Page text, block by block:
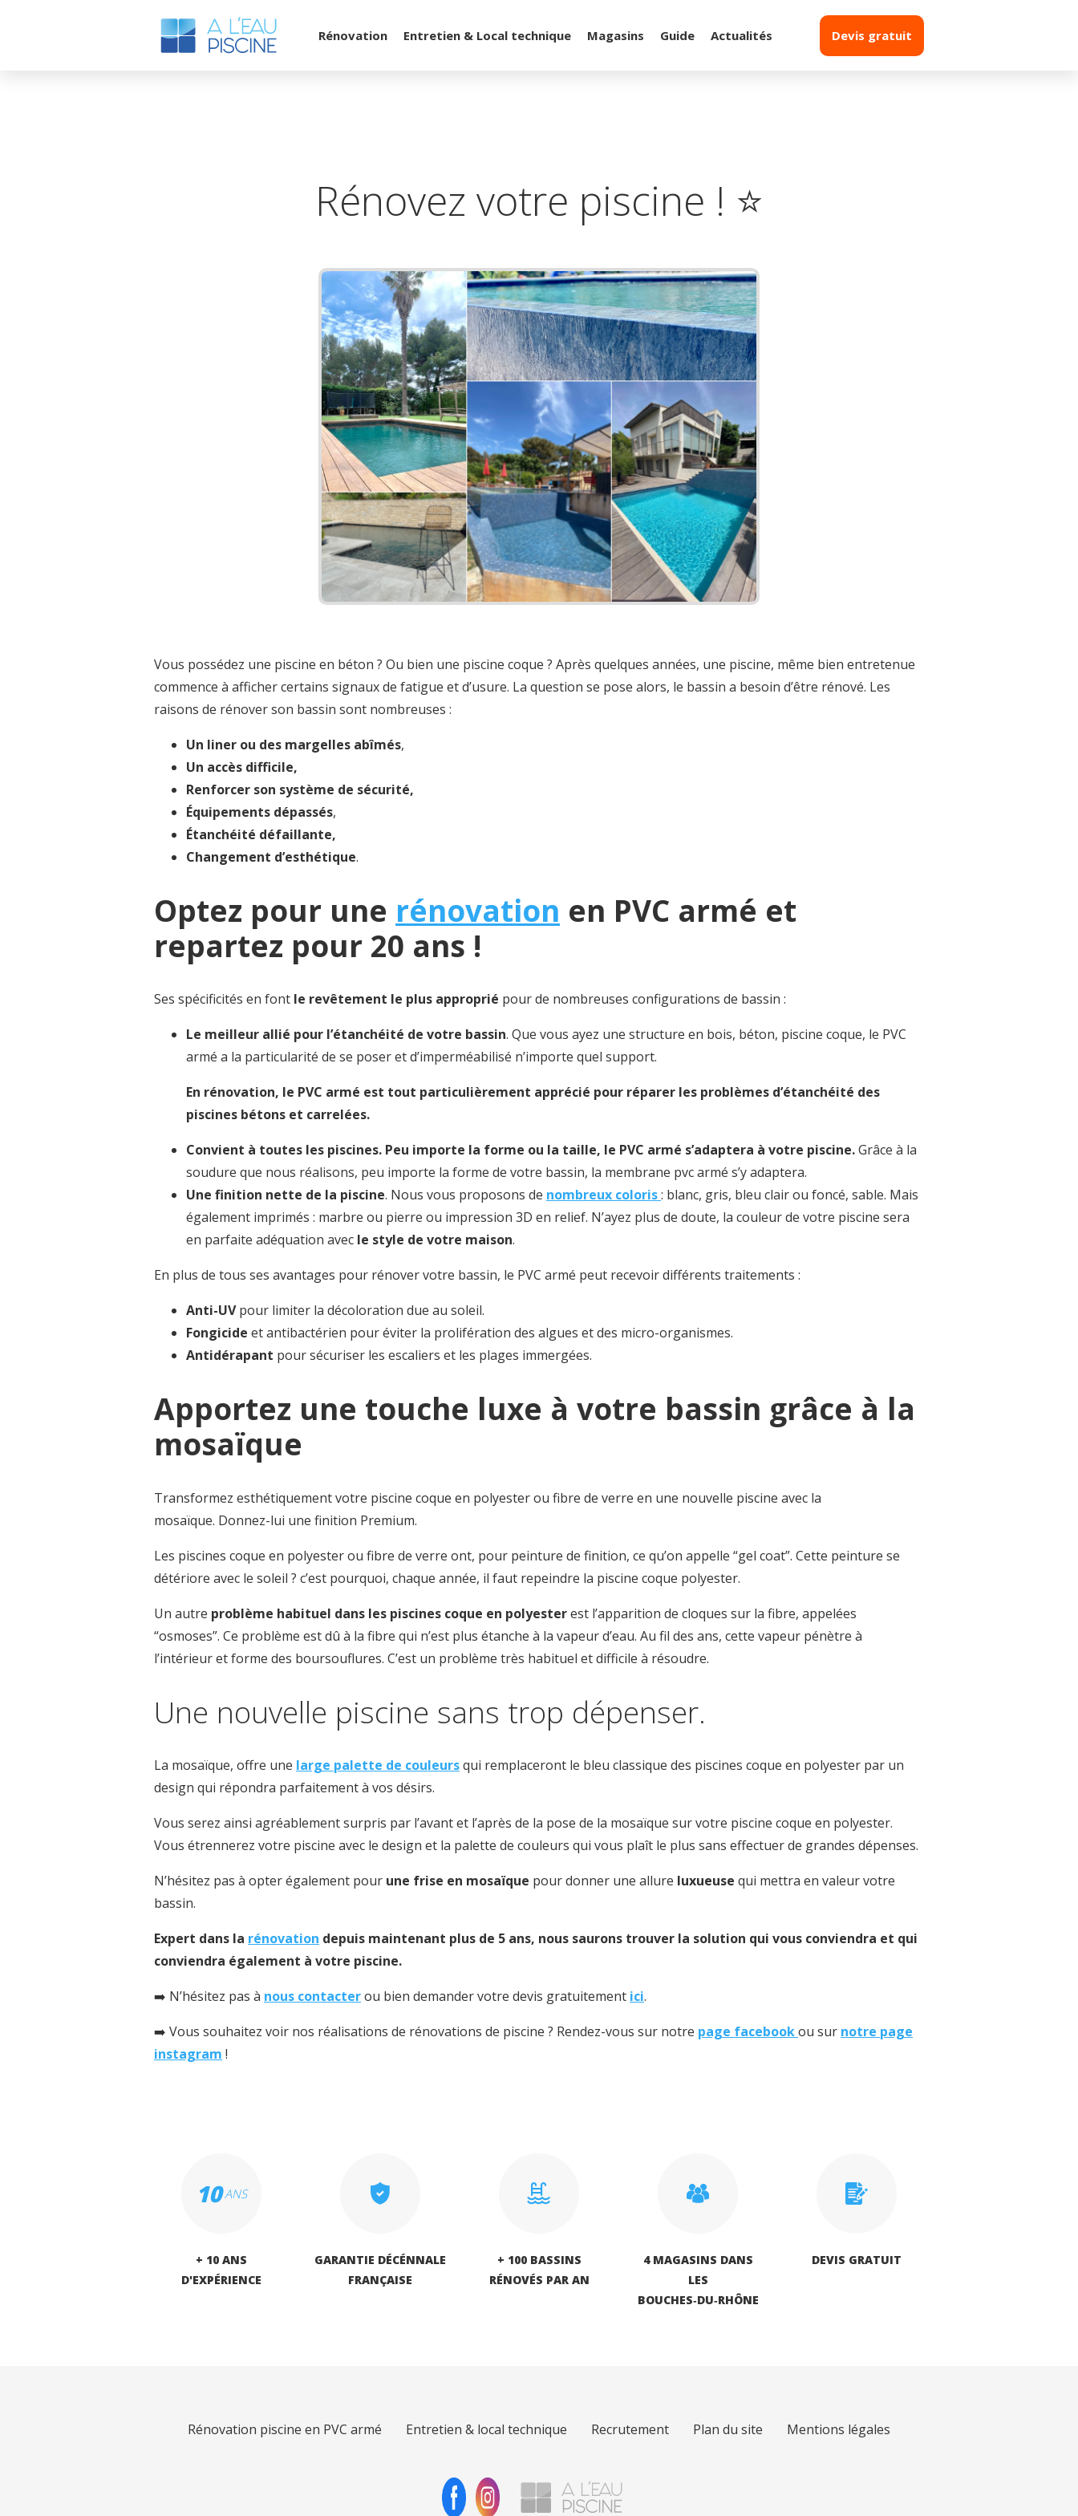
Rénovation Entretien & Local technique Magasins Guide Actualités Devis gratuit
Rénovez votre piscine ! ⭐️
Vous possédez une piscine en béton ? Ou bien une piscine coque ? Après quelques années, une piscine, même bien entretenue
commence à afficher certains signaux de fatigue et d’usure. La question se pose alors, le bassin a besoin d’être rénové. Les
raisons de rénover son bassin sont nombreuses :
Un liner ou des margelles abîmés,
Un accès difficile,
Renforcer son système de sécurité,
Équipements dépassés,
Étanchéité défaillante,
Changement d’esthétique.
Optez pour une rénovation en PVC armé et
repartez pour 20 ans !
Ses spécificités en font le revêtement le plus approprié pour de nombreuses configurations de bassin :
Le meilleur allié pour l’étanchéité de votre bassin. Que vous ayez une structure en bois, béton, piscine coque, le PVC
armé a la particularité de se poser et d’imperméabilisé n’importe quel support.
En rénovation, le PVC armé est tout particulièrement apprécié pour réparer les problèmes d’étanchéité des
piscines bétons et carrelées.
Convient à toutes les piscines. Peu importe la forme ou la taille, le PVC armé s’adaptera à votre piscine.Grâce à la
soudure que nous réalisons, peu importe la forme de votre bassin, la membrane pvc armé s’y adaptera.
Une finition nette de la piscine. Nous vous proposons de nombreux coloris: blanc, gris, bleu clair ou foncé, sable. Mais
également imprimés : marbre ou pierre ou impression 3D en relief. N’ayez plus de doute, la couleur de votre piscine sera
en parfaite adéquation avec le style de votre maison.
En plus de tous ses avantages pour rénover votre bassin, le PVC armé peut recevoir différents traitements :
Anti-UVpour limiter la décoloration due au soleil.
Fongicide et antibactérien pour éviter la prolifération des algues et des micro-organismes.
Antidérapant pour sécuriser les escaliers et les plages immergées.
Apportez une touche luxe à votre bassin grâce à la
mosaïque
Transformez esthétiquement votre piscine coque en polyester ou fibre de verre en une nouvelle piscine avec la
mosaïque. Donnez-lui une finition Premium.
Les piscines coque en polyester ou fibre de verre ont, pour peinture de finition, ce qu’on appelle “gel coat”. Cette peinture se
détériore avec le soleil ? c’est pourquoi, chaque année, il faut repeindre la piscine coque polyester.
Un autre problème habituel dans les piscines coque en polyesterest l’apparition de cloques sur la fibre, appelées
“osmoses”. Ce problème est dû à la fibre qui n’est plus étanche à la vapeur d’eau. Au fil des ans, cette vapeur pénètre à
l’intérieur et forme des boursouflures. C’est un problème très habituel et difficile à résoudre.
Une nouvelle piscine sans trop dépenser.
La mosaïque, offre une large palette de couleursqui remplaceront le bleu classique des piscines coque en polyester par un
design qui répondra parfaitement à vos désirs.
Vous serez ainsi agréablement surpris par l’avant et l’après de la pose de la mosaïque sur votre piscine coque en polyester.
Vous étrennerez votre piscine avec le design et la palette de couleurs qui vous plaît le plus sans effectuer de grandes dépenses.
N’hésitez pas à opter également pour une frise en mosaïque pour donner une allure luxueuse qui mettra en valeur votre
bassin.
Expert dans la rénovation depuis maintenant plus de 5 ans, nous saurons trouver la solution qui vous conviendra et qui
conviendra également à votre piscine.
➡️ N’hésitez pas à nous contacterou bien demander votre devis gratuitement ici.
➡️ Vous souhaitez voir nos réalisations de rénovations de piscine ? Rendez-vous sur notre page facebookou sur notre page
instagram !
10 ANS
+ 10 ANS
D'EXPÉRIENCE
GARANTIE DÉCÉNNALE
FRANÇAISE
+ 100 BASSINS
RÉNOVÉS PAR AN
4 MAGASINS DANS
LES
BOUCHES‑DU‑RHÔNE
DEVIS GRATUIT
Rénovation piscine en PVC armé Entretien & local technique Recrutement Plan du site Mentions légales